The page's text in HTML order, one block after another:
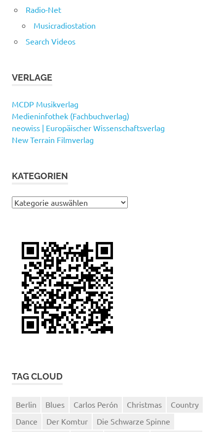
Radio-Net
Musicradiostation
Search Videos
VERLAGE
MCDP Musikverlag
Medieninfothek (Fachbuchverlag)
neowiss | Europäischer Wissenschaftsverlag
New Terrain Filmverlag
KATEGORIEN
Kategorien
TAG CLOUD
Berlin Blues Carlos Perón Christmas
Country
Dance
Der Komtur
Die Schwarze Spinne